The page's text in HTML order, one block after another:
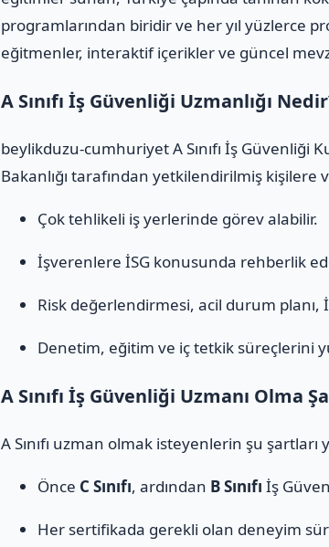
programlarından biridir ve her yıl yüzlerce
eğitmenler, interaktif içerikler ve güncel
A Sınıfı İş Güvenliği Uzmanlığı
beylikduzu-cumhuriyet A Sınıfı İş Güvenliği
Bakanlığı tarafından yetkilendirilmiş
Çok tehlikeli iş yerlerinde görev alabilir.
İşverenlere İSG konusunda rehberlik
Risk değerlendirmesi, acil durum planı,
Denetim, eğitim ve iç tetkik süreçlerini
A Sınıfı İş Güvenliği Uzmanı Olma
A Sınıfı uzman olmak isteyenlerin şu
Önce C Sınıfı, ardından B Sınıfı İş
Her sertifikada gerekli olan deneyim